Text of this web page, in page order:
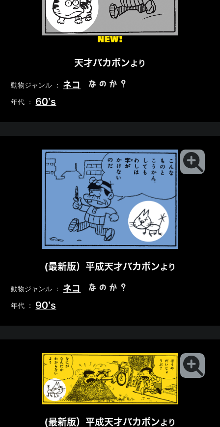
NEW!
天才バカボンより
動物ジャンル ： ネコ なのか？
年代 ： 60’s
(最新版）平成天才バカボンより
動物ジャンル ： ネコ なのか？
年代 ： 90’s
(最新版）平成天才バカボンより